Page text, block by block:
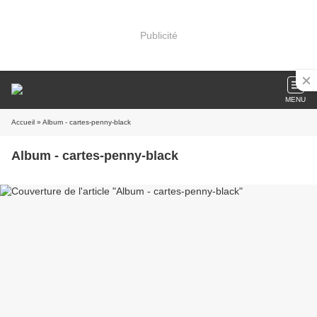
Publicité
MENU
Accueil » Album - cartes-penny-black
Album - cartes-penny-black